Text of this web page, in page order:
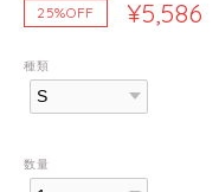
25%OFF
¥5,586
種類
数量